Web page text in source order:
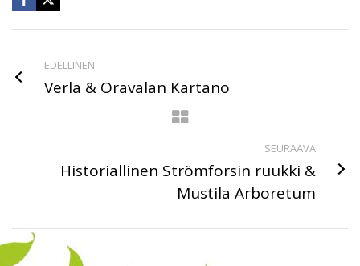
EDELLINEN
Verla & Oravalan Kartano
SEURAAVA
Historiallinen Strömforsin ruukki &
Mustila Arboretum